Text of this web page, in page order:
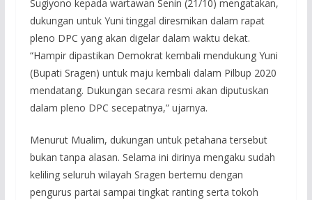
Sugiyono kepada wartawan Senin (21/10) mengatakan,
dukungan untuk Yuni tinggal diresmikan dalam rapat
pleno DPC yang akan digelar dalam waktu dekat.
“Hampir dipastikan Demokrat kembali mendukung Yuni
(Bupati Sragen) untuk maju kembali dalam Pilbup 2020
mendatang. Dukungan secara resmi akan diputuskan
dalam pleno DPC secepatnya,” ujarnya.
Menurut Mualim, dukungan untuk petahana tersebut
bukan tanpa alasan. Selama ini dirinya mengaku sudah
keliling seluruh wilayah Sragen bertemu dengan
pengurus partai sampai tingkat ranting serta tokoh